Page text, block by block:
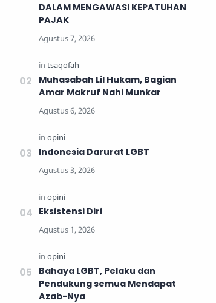
DALAM MENGAWASI KEPATUHAN
PAJAK
Muhasabah Lil Hukam, Bagian
Amar Makruf Nahi Munkar
Indonesia Darurat LGBT
Eksistensi Diri
Bahaya LGBT, Pelaku dan
Pendukung semua Mendapat
Azab-Nya